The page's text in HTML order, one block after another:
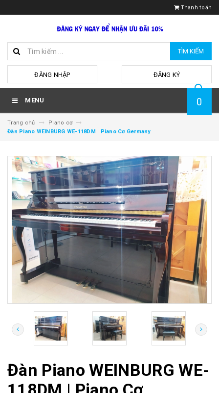
Thanh toán
TÌM KIẾM
ĐĂNG NHẬP ĐĂNG KÝ
MENU 0
Trang chủ
Piano cơ
Đàn Piano WEINBURG WE-118DM | Piano Cơ Germany
Đàn Piano WEINBURG WE-